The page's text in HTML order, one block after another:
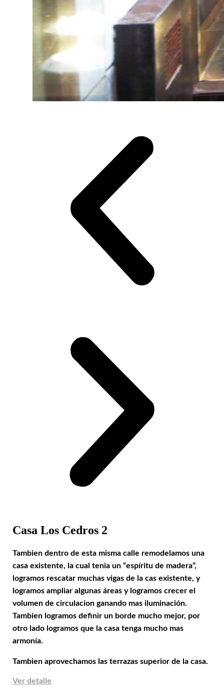
Casa Los Cedros 2
Tambien dentro de esta misma calle remodelamos una
casa existente, la cual tenia un “espíritu de madera”,
logramos rescatar muchas vigas de la cas existente, y
logramos ampliar algunas áreas y logramos crecer el
volumen de circulacion ganando mas iluminación.
Tambien logramos definir un borde mucho mejor, por
otro lado logramos que la casa tenga mucho mas
armonía.
Tambien aprovechamos las terrazas superior de la casa.
Ver detalle